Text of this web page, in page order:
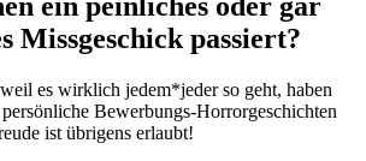
Missgeschick passiert?
es wirklich jedem*jeder so geht, haben
Bewerbungs-Horrorgeschichten
ist übrigens erlaubt!